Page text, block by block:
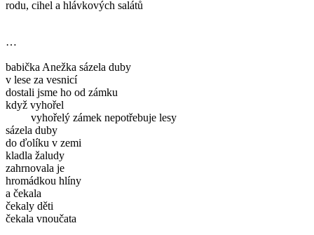
rodu, cihel a hlávkových salátů
…
babička Anežka sázela duby
v lese za vesnicí
dostali jsme ho od zámku
když vyhořel
vyhořelý zámek nepotřebuje lesy
sázela duby
do ďolíku v zemi
kladla žaludy
zahrnovala je
hromádkou hlíny
a čekala
čekaly děti
čekala vnoučata